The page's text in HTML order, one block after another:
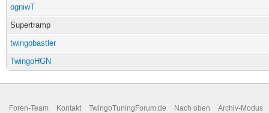
ogniwT
Supertramp
twingobastler
TwingoHGN
Foren-Team Kontakt TwingoTuningForum.de Nach oben Archiv-Modus